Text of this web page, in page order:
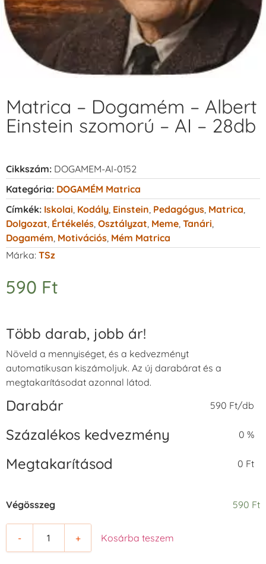
Matrica – Dogamém – Albert
Einstein szomorú – AI – 28db
Cikkszám: DOGAMEM-AI-0152
Kategória: DOGAMÉM Matrica
Címkék: Iskolai Kodály Einstein Pedagógus Matrica
Dolgozat Értékelés Osztályzat Meme Tanári
Dogamém Motivációs Mém Matrica
Márka: TSz
590 Ft
Több darab, jobb ár!
Növeld a mennyiséget, és a kedvezményt
automatikusan kiszámoljuk. Az új darabárat és a
megtakarításodat azonnal látod.
Darabár 590 Ft/db
Százalékos kedvezmény 0 %
Megtakarításod 0 Ft
Végösszeg 590 Ft
- + Kosárba teszem